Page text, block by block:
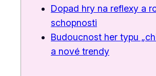
Dopad hry na reflexy a
schopnosti
Budoucnost her typu
a nové trendy